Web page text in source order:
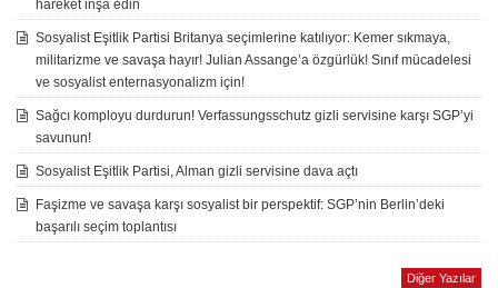
hareket inşa edin
Sosyalist Eşitlik Partisi Britanya seçimlerine katılıyor: Kemer sıkmaya,
militarizme ve savaşa hayır! Julian Assange’a özgürlük! Sınıf mücadelesi
ve sosyalist enternasyonalizm için!
Sağcı komployu durdurun! Verfassungsschutz gizli servisine karşı SGP’yi
savunun!
Sosyalist Eşitlik Partisi, Alman gizli servisine dava açtı
Faşizme ve savaşa karşı sosyalist bir perspektif: SGP’nin Berlin’deki
başarılı seçim toplantısı
Diğer Yazılar